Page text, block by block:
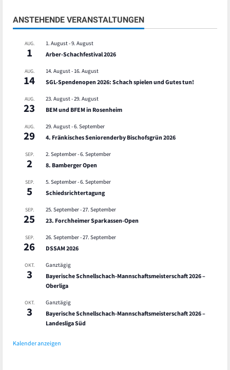
ANSTEHENDE VERANSTALTUNGEN
AUG.
1
1. August-9. August
Arber-Schachfestival 2026
AUG.
14
14. August- 16. August
SGL-Spendenopen 2026: Schach spielen und Gutes tun!
AUG.
23
23. August-29. August
BEM und BFEM in Rosenheim
AUG.
29
29. August-6. September
4. Fränkisches Seniorenderby Bischofsgrün 2026
SEP.
2
2. September-6. September
8. Bamberger Open
SEP.
5
5. September-6. September
Schiedsrichtertagung
SEP.
25
25. September-27. September
23. Forchheimer Sparkassen-Open
SEP.
26
26. September-27. September
DSSAM 2026
OKT.
3
Ganztägig
Bayerische Schnellschach-Mannschaftsmeisterschaft 2026 –
Oberliga
OKT.
3
Ganztägig
Bayerische Schnellschach-Mannschaftsmeisterschaft 2026 –
Landesliga Süd
Kalender anzeigen